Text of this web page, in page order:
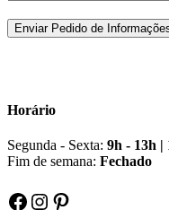
Horário
Segunda - Sexta: 9h - 13h |
Fim de semana: Fechado
Facebook
Instagram
Pinterest